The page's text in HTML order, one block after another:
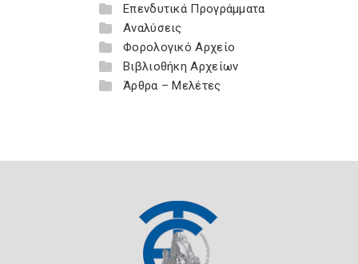
Επενδυτικά Προγράμματα
Αναλύσεις
Φορολογικό Αρχείο
Βιβλιοθήκη Αρχείων
Άρθρα – Μελέτες